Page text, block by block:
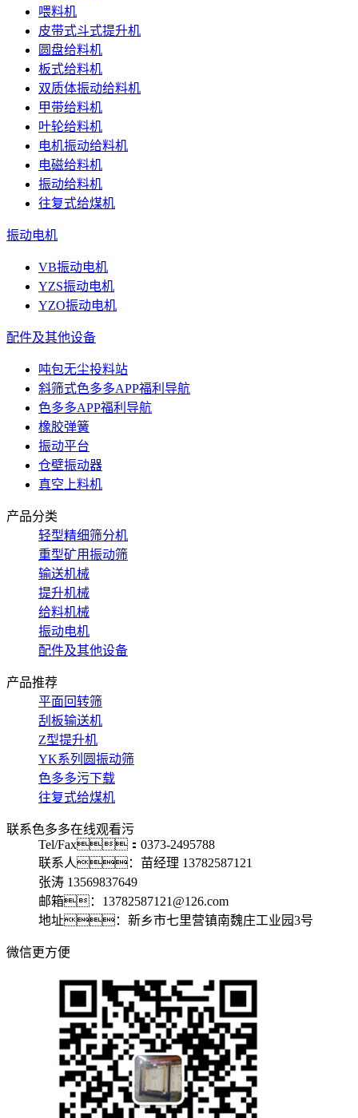
喂料机
皮带式斗式提升机
圆盘给料机
板式给料机
双质体振动给料机
甲带给料机
叶轮给料机
电机振动给料机
电磁给料机
振动给料机
往复式给煤机
振动电机
VB振动电机
YZS振动电机
YZO振动电机
配件及其他设备
吨包无尘投料站
斜筛式色多多APP福利导航
色多多APP福利导航
橡胶弹簧
振动平台
仓壁振动器
真空上料机
产品分类
轻型精细筛分机
重型矿用振动筛
输送机械
提升机械
给料机械
振动电机
配件及其他设备
产品推荐
平面回转筛
刮板输送机
Z型提升机
YK系列圆振动筛
色多多污下载
往复式给煤机
联系色多多在线观看污
Tel/Fax：0373-2495788
联系人：苗经理 13782587121
张涛 13569837649
邮箱：13782587121@126.com
地址：新乡市七里营镇南魏庄工业园3号
微信更方便